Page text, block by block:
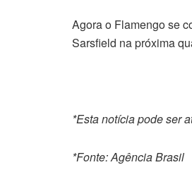
Agora o Flamengo se
Sarsfield na próxima
*Esta notícia pode ser
*Fonte: Agência Brasil